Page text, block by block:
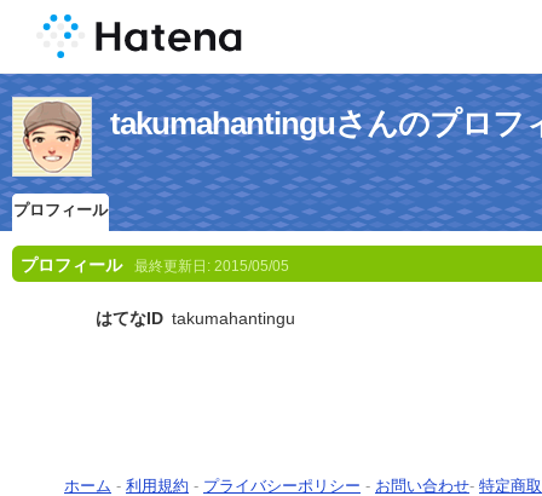
takumahantinguさんのプロフ
プロフィール
プロフィール 最終更新日: 2015/05/05
はてなID takumahantingu
ホーム - 利用規約 - プライバシーポリシー - お問い合わせ- 特定商